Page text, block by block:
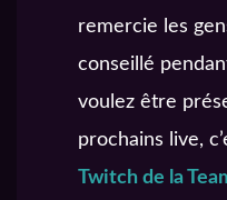
remercie les
conseillé
voulez être
prochains live,
Twitch de la